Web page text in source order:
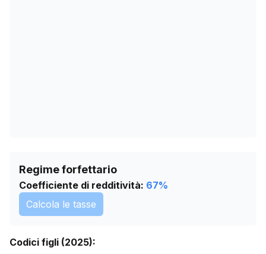
Regime forfettario
Coefficiente di redditività: 67%
Calcola le tasse
Codici figli (2025):